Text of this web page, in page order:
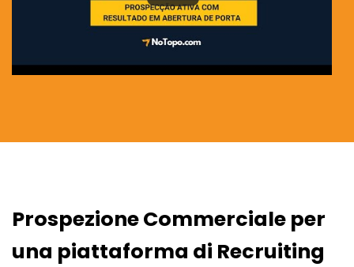
Prospezione Commerciale per
una piattaforma di Recruiting